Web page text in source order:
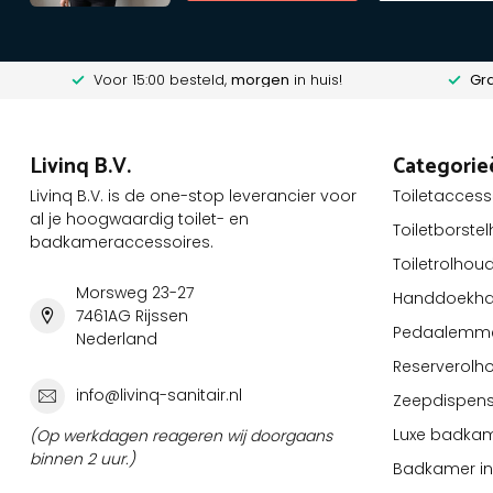
Voor 15:00 besteld, morgen in huis!
Livinq B.V.
Livinq B.V. is de one-stop leverancier voor
al je hoogwaardig toilet- en
badkameraccessoires.
Morsweg 23-27
7461AG Rijssen
Nederland
info@livinq-sanitair.nl
(Op werkdagen reageren wij doorgaans
binnen 2 uur.)
Luxe
Badkamer